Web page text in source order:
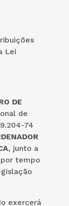
Lei
DE
de
74
, junto a
tempo
exercerá